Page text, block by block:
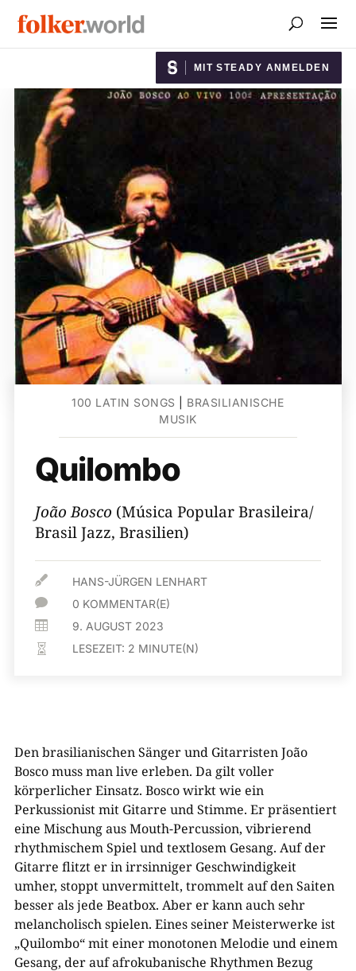
MIT STEADY ANMELDEN
100 LATIN SONGS
BRASILIANISCHE
MUSIK
Quilombo
João Bosco (Música Popular Brasileira/
Brasil Jazz, Brasilien)
 HANS-JÜRGEN LENHART
 0 KOMMENTAR(E)
 9. AUGUST 2023
 LESEZEIT: 2 MINUTE(N)
Den brasilianischen Sänger und Gitarristen João
Bosco muss man live erleben. Da gilt voller
körperlicher Einsatz. Bosco wirkt wie ein
Perkussionist mit Gitarre und Stimme. Er präsentiert
eine Mischung aus Mouth-Percussion, vibrierend
rhythmischem Spiel und textlosem Gesang. Auf der
Gitarre flitzt er in irrsinniger Geschwindigkeit
umher, stoppt unvermittelt, trommelt auf den Saiten
besser als jede Beatbox. Aber er kann auch sehr
melancholisch spielen. Eines seiner Meisterwerke ist
„Quilombo“ mit einer monotonen Melodie und einem
Gesang, der auf afrokubanische Rhythmen Bezug